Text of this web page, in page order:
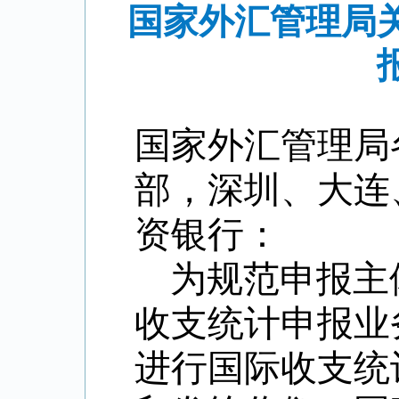
国家外汇管理局
国家外汇管理
部，深圳、大
资银行：
为规范申报
收支统计申报
进行国际收支